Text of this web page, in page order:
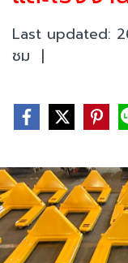
Last updated:
ชม |